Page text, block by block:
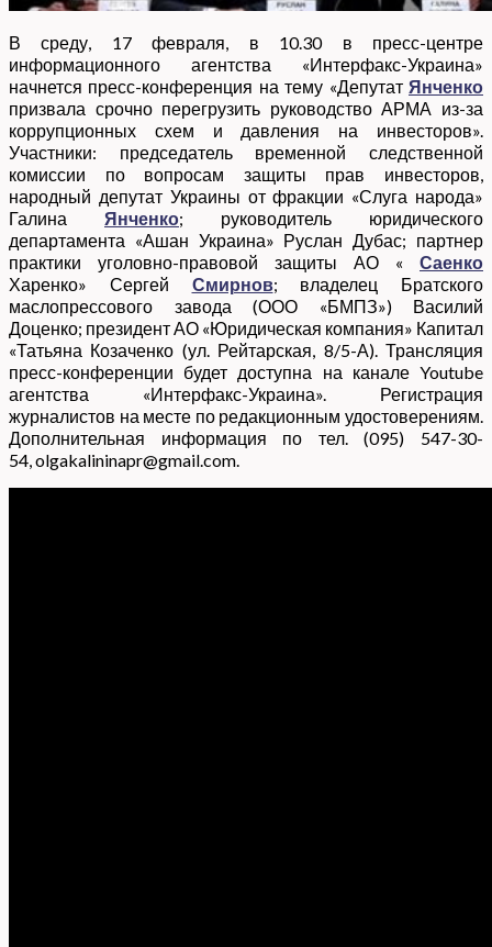
В среду, 17 февраля, в 10.30 в пресс-центре
информационного агентства «Интерфакс-Украина»
начнется пресс-конференция на тему «Депутат Янченко
призвала срочно перегрузить руководство АРМА из-за
коррупционных схем и давления на инвесторов».
Участники: председатель временной следственной
комиссии по вопросам защиты прав инвесторов,
народный депутат Украины от фракции «Слуга народа»
Галина Янченко; руководитель юридического
департамента «Ашан Украина» Руслан Дубас; партнер
практики уголовно-правовой защиты АО « Саенко
Харенко» Сергей Смирнов; владелец Братского
маслопрессового завода (ООО «БМПЗ») Василий
Доценко; президент АО «Юридическая компания» Капитал
«Татьяна Козаченко (ул. Рейтарская, 8/5-А). Трансляция
пресс-конференции будет доступна на канале Youtube
агентства «Интерфакс-Украина». Регистрация
журналистов на месте по редакционным удостоверениям.
Дополнительная информация по тел. (095) 547-30-
54, olgakalininapr@gmail.com.